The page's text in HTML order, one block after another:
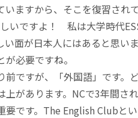
いますから、そこを復習され
いですよ！ 私は大学時代
い面が日本人にはあると思い
が必要ですね。
前ですが、「外国語」です。
上があります。NCで3年間さ
要です。The English Clubと